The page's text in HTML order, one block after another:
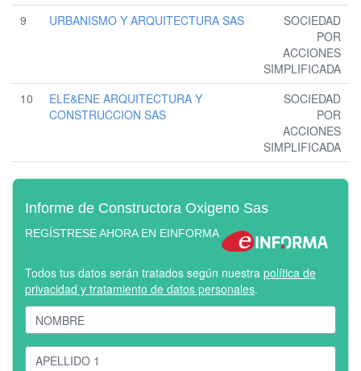
9
URBANISMO Y ARQUITECTURA SAS
SOCIEDAD
POR
ACCIONES
SIMPLIFICADA
10
ELE&ENE ARQUITECTURA Y
CONSTRUCCION SAS
SOCIEDAD
POR
ACCIONES
SIMPLIFICADA
Informe de Constructora Oxigeno Sas
REGÍSTRESE AHORA EN EINFORMA
Todos tus datos serán tratados según nuestra política de
privacidad y tratamiento de datos personales.